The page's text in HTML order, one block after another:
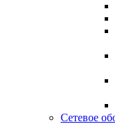
Сетевое